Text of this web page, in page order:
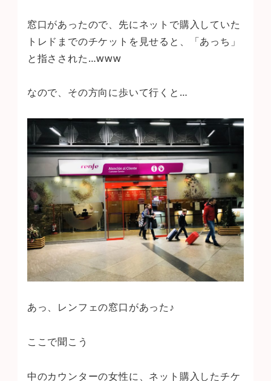
窓口があったので、先にネットで購入していた
トレドまでのチケットを見せると、「あっち」
と指さされた…www
なので、その方向に歩いて行くと…
あっ、レンフェの窓口があった♪
ここで聞こう
中のカウンターの女性に、ネット購入したチケ